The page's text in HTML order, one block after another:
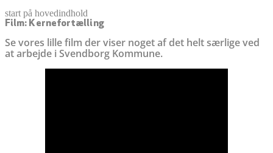
start på hovedindhold
Film: Kernefortælling
Se vores lille film der viser noget af det helt særlige ved
at arbejde i Svendborg Kommune.
senest opdateret 26. november 2025